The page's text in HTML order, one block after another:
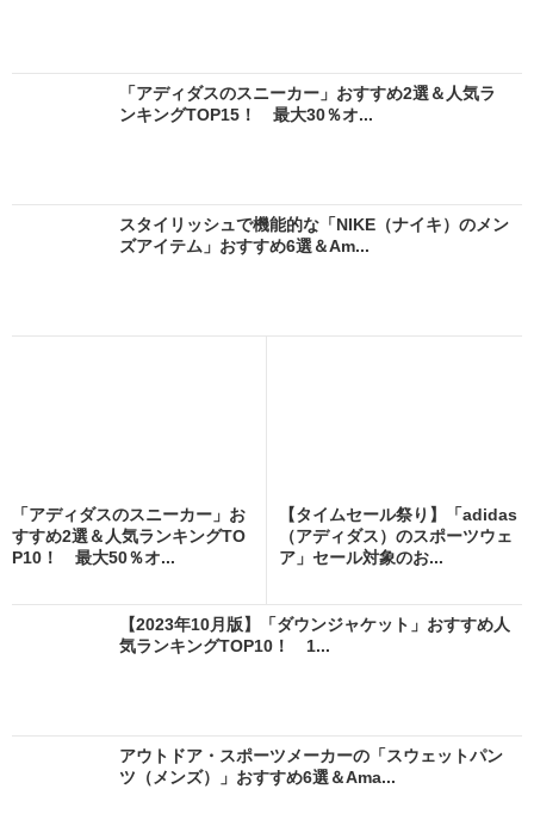
「アディダスのスニーカー」おすすめ2選＆人気ラ
ンキングTOP15！ 最大30％オ...
スタイリッシュで機能的な「NIKE（ナイキ）のメン
ズアイテム」おすすめ6選＆Am...
「アディダスのスニーカー」お
すすめ2選＆人気ランキングTO
P10！ 最大50％オ...
【タイムセール祭り】「adidas
（アディダス）のスポーツウェ
ア」セール対象のお...
【2023年10月版】「ダウンジャケット」おすすめ人
気ランキングTOP10！ 1...
アウトドア・スポーツメーカーの「スウェットパン
ツ（メンズ）」おすすめ6選＆Ama...